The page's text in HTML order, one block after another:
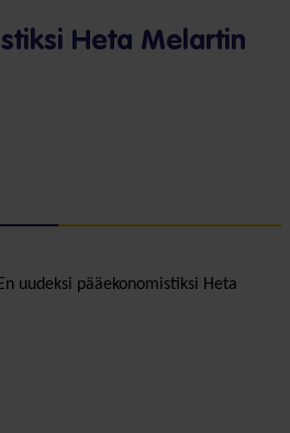
Heta Melartin
uudeksi pääekonomistiksi Heta